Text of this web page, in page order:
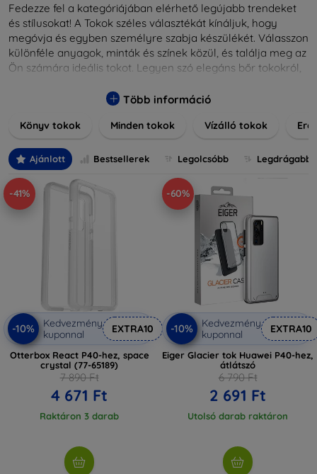
Fedezze fel a kategóriájában elérhető legújabb trendeket
és stílusokat! A Tokok széles választékát kínáljuk, hogy
megóvja és egyben személyre szabja készülékét. Válasszon
különféle anyagok, minták és színek közül, és találja meg az
Ön számára ideális tokot. Legyen szó elegáns bőr tokokról,
nálunk mindenki megtalálja a stílusához leginkább illő
különlegesebbé eszközeit a tökéletes tokkal!
Több információ
Könyv tokok Minden tokok Vízálló tokok
Ajánlott Bestsellerek Legolcsóbb Legdrágabb
-41%
-10%
Kedvezmény
kuponnal
EXTRA10
Otterbox React P40-hez, space
crystal (77-65189)
7 890 Ft
4 671 Ft
Raktáron 3 darab
-60%
-10%
Kedvezmény
kuponnal
EXTRA10
Eiger Glacier tok Huawei P40-hez,
átlátszó
6 790 Ft
2 691 Ft
Utolsó darab raktáron